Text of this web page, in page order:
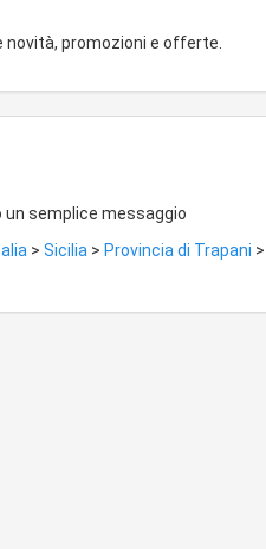
promozioni e offerte.
un semplice messaggio
> Sicilia > Provincia di Trapani >